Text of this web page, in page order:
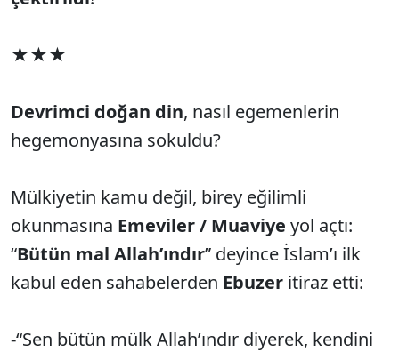
★★★
Devrimci doğan din, nasıl egemenlerin
hegemonyasına sokuldu?
Mülkiyetin kamu değil, birey eğilimli
okunmasına Emeviler / Muaviye yol açtı:
“Bütün mal Allah’ındır” deyince İslam’ı ilk
kabul eden sahabelerden Ebuzer itiraz etti:
-“Sen bütün mülk Allah’ındır diyerek, kendini